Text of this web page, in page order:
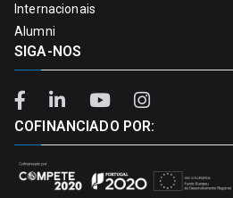
Internacionais
Alumni
SIGA-NOS
COFINANCIADO POR: